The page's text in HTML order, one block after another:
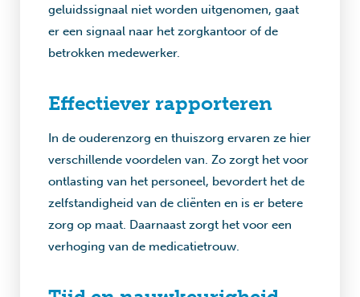
geluidssignaal niet worden uitgenomen, gaat
er een signaal naar het zorgkantoor of de
betrokken medewerker.
Effectiever rapporteren
In de ouderenzorg en thuiszorg ervaren ze hier
verschillende voordelen van. Zo zorgt het voor
ontlasting van het personeel, bevordert het de
zelfstandigheid van de cliënten en is er betere
zorg op maat. Daarnaast zorgt het voor een
verhoging van de medicatietrouw.